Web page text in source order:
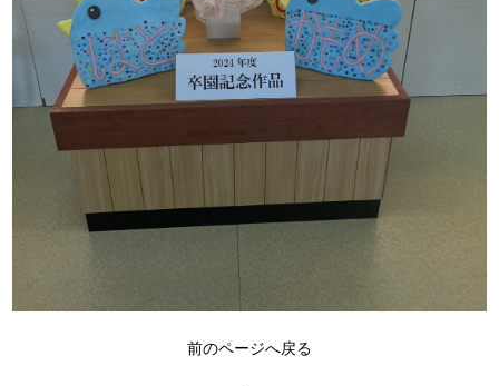
前のページへ戻る